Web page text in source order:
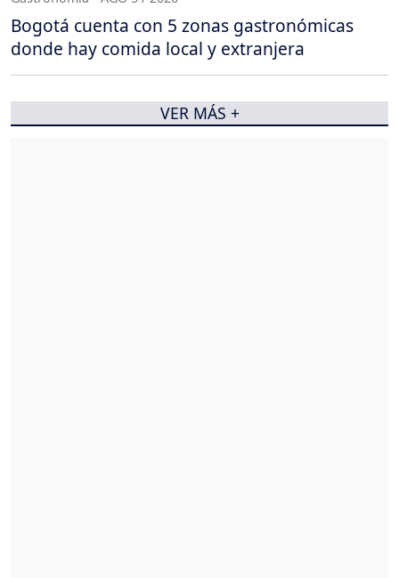
Bogotá cuenta con 5 zonas gastronómicas
donde hay comida local y extranjera
VER MÁS +